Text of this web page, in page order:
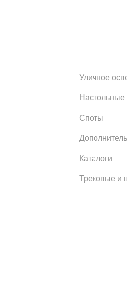
Уличное
Споты
Каталоги
Трековые и